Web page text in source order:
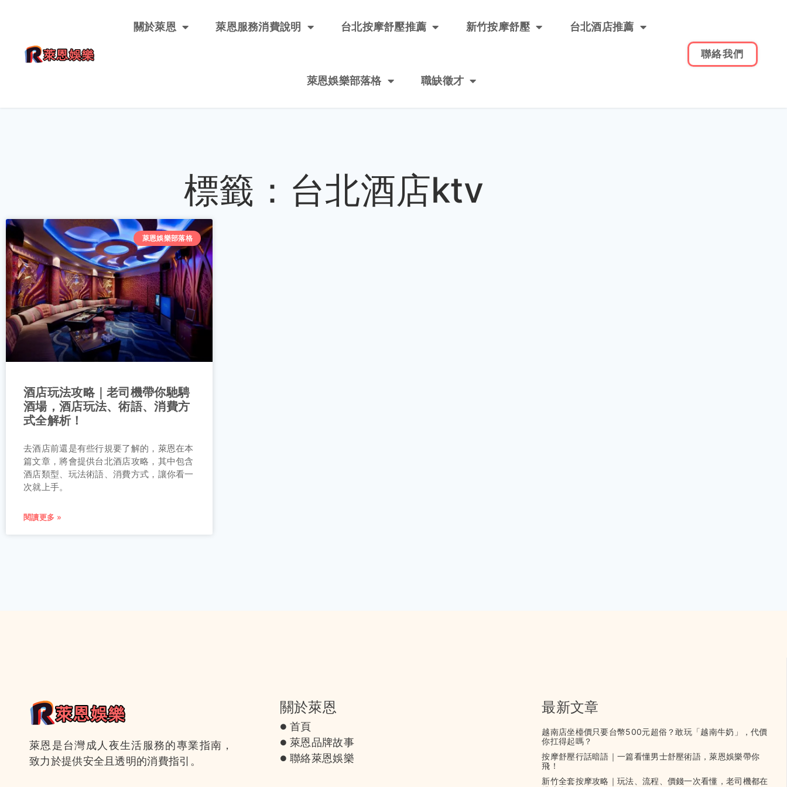
關於萊恩 萊恩服務消費說明 台北按摩舒壓推薦 新竹按摩舒壓 台北酒店推薦
萊恩娛樂部落格 職缺徵才
聯絡我們
標籤：台北酒店ktv
萊恩娛樂部落格
酒店玩法攻略｜老司機帶你馳騁
酒場，酒店玩法、術語、消費方
式全解析！
去酒店前還是有些行規要了解的，萊恩在本
篇文章，將會提供台北酒店攻略，其中包含
酒店類型、玩法術語、消費方式，讓你看一
次就上手。
閱讀更多 »
萊恩是台灣成人夜生活服務的專業指南，
致力於提供安全且透明的消費指引。
關於萊恩
首頁
萊恩品牌故事
聯絡萊恩娛樂
最新文章
越南店坐檯價只要台幣500元超俗？敢玩「越南牛奶」，代價
你扛得起嗎？
按摩舒壓行話暗語｜一篇看懂男士舒壓術語，萊恩娛樂帶你
飛！
新竹全套按摩攻略｜玩法、流程、價錢一次看懂，老司機都在